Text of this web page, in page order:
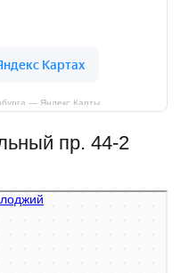
— Яндекс Карты
пр. 44-2